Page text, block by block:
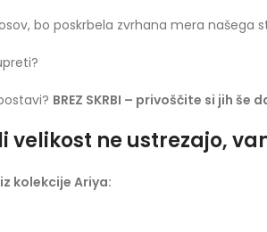
bo poskrbela zvrhana mera
BREZ SKRBI – privoščite si jih še
velikost ne ustrezajo,
kolekcije Ariya: